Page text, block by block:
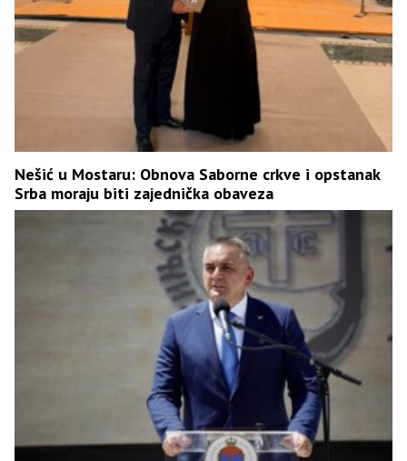
Nešić u Mostaru: Obnova Saborne crkve i opstanak
Srba moraju biti zajednička obaveza